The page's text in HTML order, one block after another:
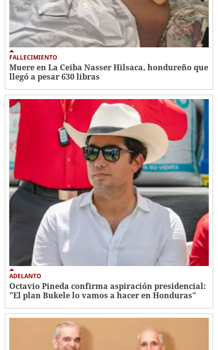
FALLECIMIENTO
Muere en La Ceiba Nasser Hilsaca, hondureño que
llegó a pesar 630 libras
ADELANTO
Octavio Pineda confirma aspiración presidencial:
"El plan Bukele lo vamos a hacer en Honduras"